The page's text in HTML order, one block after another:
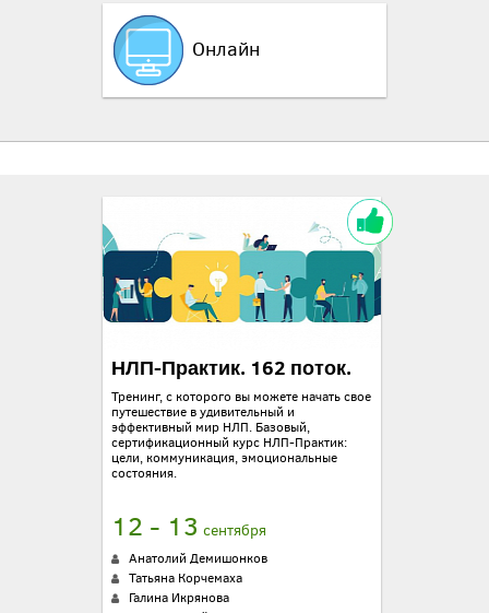
Онлайн
НЛП-Практик. 162 поток.
Тренинг, с которого вы можете начать свое
путешествие в удивительный и
эффективный мир НЛП. Базовый,
сертификационный курс НЛП-Практик:
цели, коммуникация, эмоциональные
состояния.
12 - 13 сентября
Анатолий Демишонков
Татьяна Корчемаха
Галина Икрянова